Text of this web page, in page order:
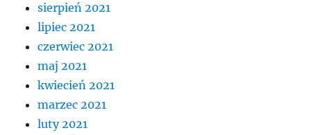
sierpień 2021
lipiec 2021
czerwiec 2021
maj 2021
kwiecień 2021
marzec 2021
luty 2021